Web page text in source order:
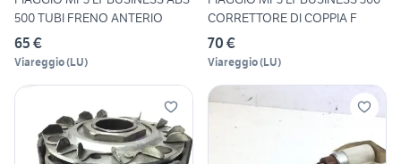
500 TUBI FRENO ANTERIO
65 €
Viareggio(LU)
CORRETTORE DI COPPIA F
70 €
Viareggio(LU)